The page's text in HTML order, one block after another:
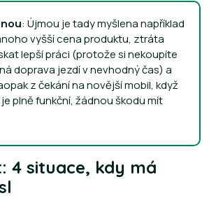
: Újmou je tady myšlena například
vyšší cena produktu, ztráta
lepší práci (protože si nekoupíte
doprava jezdí v nevhodný čas) a
z čekání na novější mobil, když
plně funkční, žádnou škodu mít
4 situace, kdy má